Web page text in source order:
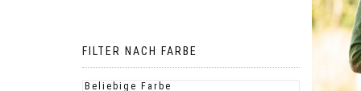
FILTER NACH FARBE